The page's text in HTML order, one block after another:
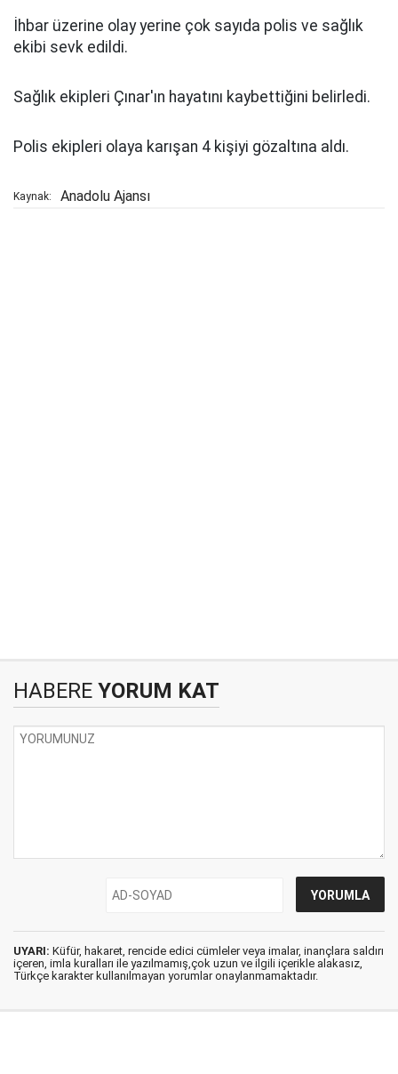
İhbar üzerine olay yerine çok sayıda polis ve sağlık
ekibi sevk edildi.
Sağlık ekipleri Çınar'ın hayatını kaybettiğini belirledi.
Polis ekipleri olaya karışan 4 kişiyi gözaltına aldı.
Kaynak: Anadolu Ajansı
HABERE YORUM KAT
UYARI: Küfür, hakaret, rencide edici cümleler veya imalar, inançlara saldırı
içeren, imla kuralları ile yazılmamış,çok uzun ve ilgili içerikle alakasız,
Türkçe karakter kullanılmayan yorumlar onaylanmamaktadır.